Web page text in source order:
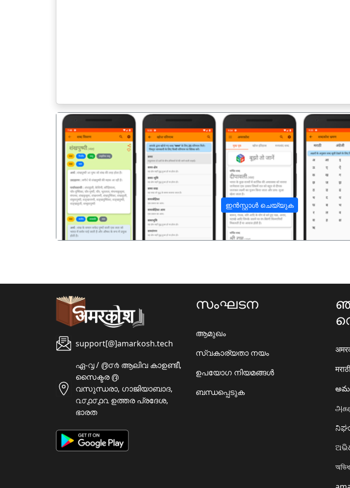
ഇൻസ്റ്റാൾ ചെയ്യുക
पिछला
support[@]amarkosh.tech
ഏ-൮ / ൫൦൪ ആലിവ കാഉണ്ടീ,
സൈക്ടര ൫
വസുന്ധരാ, ഗാജിയാബാദ,
൨൦൧൦൧൨ ഉത്തര പ്രദേശ,
ഭാരത
സംഘടന
ആമുഖം
സ്വകാര്യതാ നയം
ഉപയോഗ നിയമങ്ങൾ
ബന്ധപ്പെടുക